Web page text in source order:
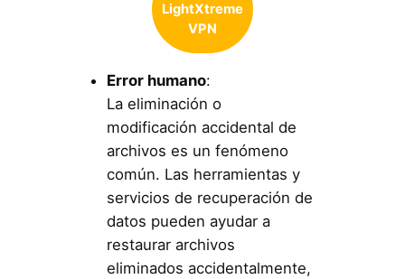
LightXtreme
VPN
Error humano:
La eliminación o
modificación accidental de
archivos es un fenómeno
común. Las herramientas y
servicios de recuperación de
datos pueden ayudar a
restaurar archivos
eliminados accidentalmente,